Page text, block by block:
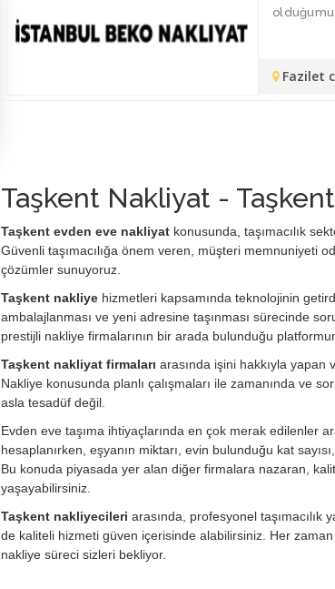
Fazilet
Taşkent Nakliyat -
Taşkent evden eve nakliyatkonusunda, taşımacılık
Güvenli taşımacılığa önem veren, müşteri memnuniyeti
çözümler sunuyoruz.
Taşkent nakliyehizmetleri kapsamında teknolojinin
ambalajlanması ve yeni adresine taşınması sürecinde
prestijli nakliye firmalarının bir arada bulunduğu
Taşkent nakliyat firmaları arasında işini hakkıyla yapan
Nakliye konusunda planlı çalışmaları ile zamanında ve
asla tesadüf değil.
Evden eve taşıma ihtiyaçlarında en çok merak edilenler
hesaplanırken, eşyanın miktarı, evin bulunduğu kat
Bu konuda piyasada yer alan diğer firmalara nazaran,
yaşayabilirsiniz.
Taşkent nakliyecileri arasında, profesyonel taşımacılık
de kaliteli hizmeti güven içerisinde alabilirsiniz. Her
nakliye süreci sizleri bekliyor.